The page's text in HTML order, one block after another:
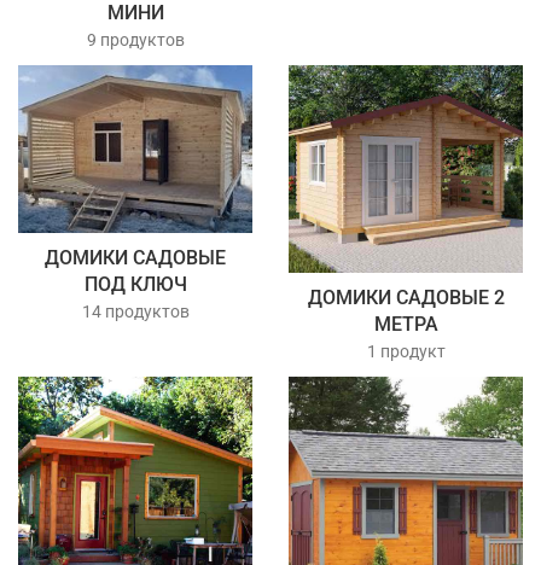
МИНИ
9 продуктов
ДОМИКИ САДОВЫЕ
ПОД КЛЮЧ
14 продуктов
ДОМИКИ САДОВЫЕ 2
МЕТРА
1 продукт